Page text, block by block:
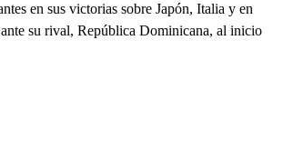
en sus victorias sobre Japón, Italia y en
su rival, República Dominicana, al inicio